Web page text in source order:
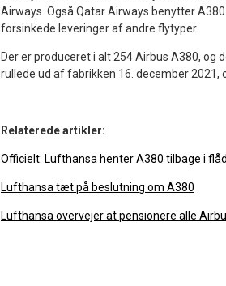
Airways. Også Qatar Airways benytter
forsinkede leveringer af andre flytyper.
Der er produceret i alt 254 Airbus A380,
rullede ud af fabrikken 16. december 2021,
Relaterede artikler:
Officielt: Lufthansa henter A380 tilbage i
Lufthansa tæt på beslutning om A380
Lufthansa overvejer at pensionere alle